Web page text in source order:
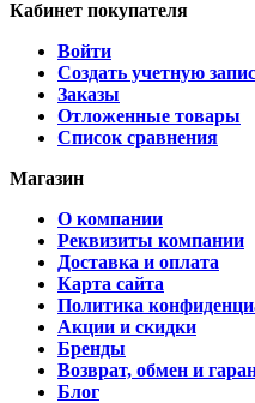
Кабинет покупателя
Войти
Создать учетную
Заказы
Отложенные товары
Список сравнения
Магазин
О компании
Реквизиты компании
Доставка и оплата
Карта сайта
Политика
Акции и скидки
Бренды
Возврат, обмен и
Блог